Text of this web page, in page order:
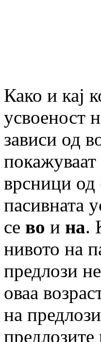
Како и кај
усвоеност
зависи од
врсници од
пасивната
се во и на.
нивото на
предлози
оваа
на
предлозите